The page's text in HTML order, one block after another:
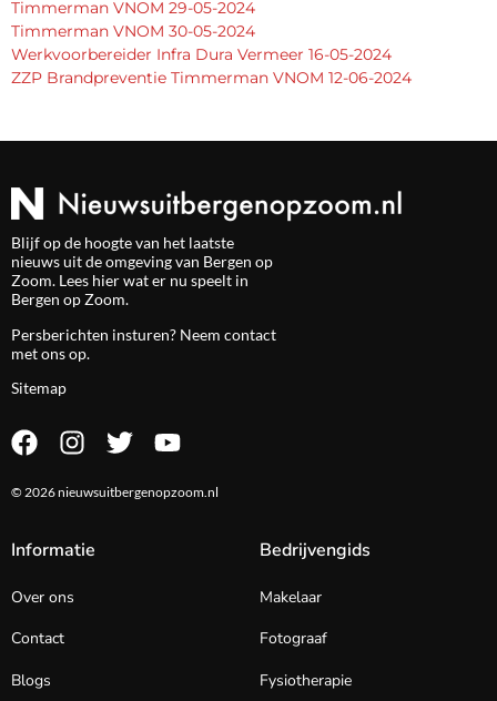
Timmerman VNOM 29-05-2024
Timmerman VNOM 30-05-2024
Werkvoorbereider Infra Dura Vermeer 16-05-2024
ZZP Brandpreventie Timmerman VNOM 12-06-2024
Blijf op de hoogte van het laatste
nieuws uit de omgeving van Bergen op
Zoom. Lees hier wat er nu speelt in
Bergen op Zoom.
Persberichten insturen? Neem contact
met ons op.
Sitemap
© 2026 nieuwsuitbergenopzoom.nl
Informatie
Over ons
Contact
Blogs
Bedrijvengids
Makelaar
Fotograaf
Fysiotherapie